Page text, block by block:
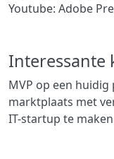
Youtube: Adobe
Interessante
MVP op een
marktplaats met
IT-startup te